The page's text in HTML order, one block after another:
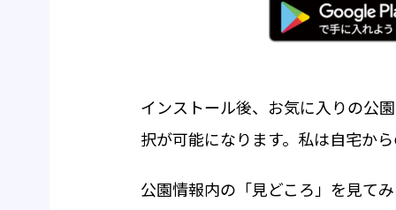
インストール後、お気に入りの公
択が可能になります。私は自宅か
公園情報内の「見どころ」を見て